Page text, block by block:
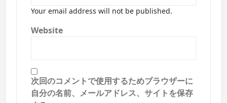
Your email address will not be published.
Website
次回のコメントで使用するためブラウザーに
自分の名前、メールアドレス、サイトを保存